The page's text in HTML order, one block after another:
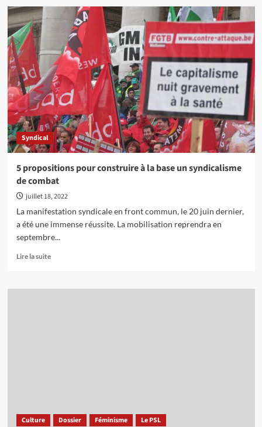
sur
Pour
vaincre
de
l’audace,
de
l’audace,
encore
et
toujours
de
l’audace…
et
programme
Syndical
5 propositions pour construire à la base un syndicalisme
de combat
juillet 18, 2022
La manifestation syndicale en front commun, le 20 juin dernier,
a été une immense réussite. La mobilisation reprendra en
septembre...
Lire la suiteEn
sur
Culture Dossier Féminisme Le PSL